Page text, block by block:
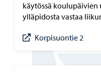
käytössä
ylläpidosta vastaa
Korpisuontie 2